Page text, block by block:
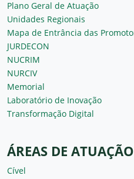
Plano Geral de Atuação
Unidades Regionais
Mapa de Entrância das
JURDECON
NUCRIM
NURCIV
Memorial
Laboratório de Inovação
Transformação Digital
ÁREAS DE ATUAÇÃO
Cível